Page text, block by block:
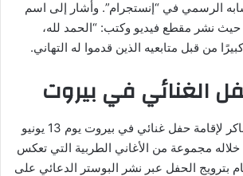
الرسمي في “إنستجرام”. وأشار إلى اسم
حيث نشر مقطع فيديو وكتب: “الحمد لله،
من قبل متابعيه الذين قدموا له التهاني.
الغنائي في بيروت
يستعد محمد فضل شاكر لإقامة حفل غنائي في بيروت يوم 13 يونيو
مجموعة من الأغاني الطربية التي تعكس
بترويج الحفل عبر نشر البوستر الدعائي على